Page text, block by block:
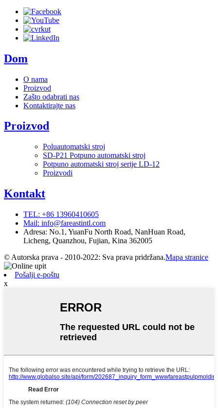
Dom
O nama
Proizvod
Zašto odabrati nas
Kontaktirajte nas
Proizvod
Poluautomatski stroj
SD-P21 Potpuno automatski stroj
Potpuno automatski stroj serije LD-12
Proizvodi
Kontakt
TEL: +86 13960410605
Mail: info@fareastintl.com
Adresa: No.1, YuanFu North Road, NanHuan Road,
Licheng, Quanzhou, Fujian, Kina 362005
© Autorska prava - 2010-2022: Sva prava pridržana.Mapa stranice
Pošalji e-poštu
x